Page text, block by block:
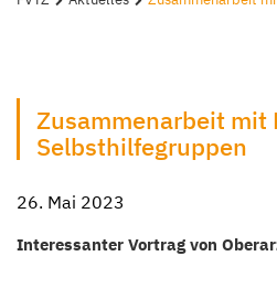
Zusammenarbeit mit
Selbsthilfegruppen
26. Mai 2023
Interessanter Vortrag von